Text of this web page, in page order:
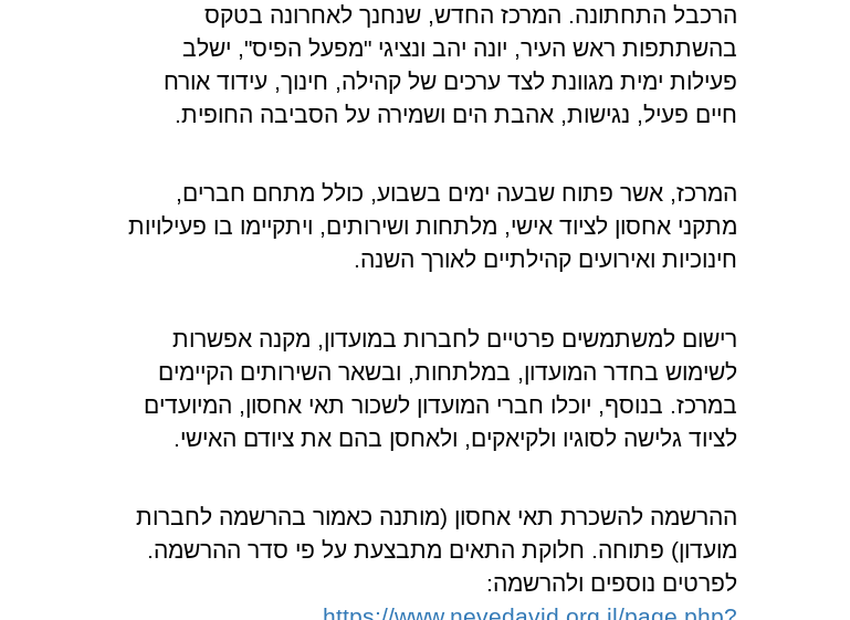
הרכבל התחתונה. המרכז החדש, שנחנך לאחרונה בטקס
בהשתתפות ראש העיר, יונה יהב ונציגי "מפעל הפיס", ישלב
פעילות ימית מגוונת לצד ערכים של קהילה, חינוך, עידוד אורח
חיים פעיל, נגישות, אהבת הים ושמירה על הסביבה החופית.
המרכז, אשר פתוח שבעה ימים בשבוע, כולל מתחם חברים,
מתקני אחסון לציוד אישי, מלתחות ושירותים, ויתקיימו בו פעילויות
חינוכיות ואירועים קהילתיים לאורך השנה.
רישום למשתמשים פרטיים לחברות במועדון, מקנה אפשרות
לשימוש בחדר המועדון, במלתחות, ובשאר השירותים הקיימים
במרכז. בנוסף, יוכלו חברי המועדון לשכור תאי אחסון, המיועדים
לציוד גלישה לסוגיו ולקיאקים, ולאחסן בהם את ציודם האישי.
ההרשמה להשכרת תאי אחסון (מותנה כאמור בהרשמה לחברות
מועדון) פתוחה. חלוקת התאים מתבצעת על פי סדר ההרשמה.
לפרטים נוספים ולהרשמה: